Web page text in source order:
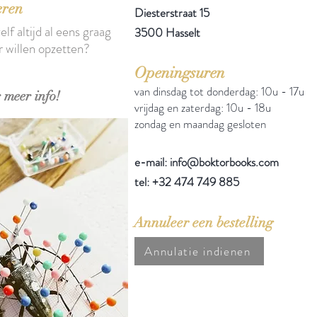
info!
altijd al eens graag
willen opzetten?
Diesterstraat 15
3500 Hasselt
Openingsuren
van dinsdag tot donderdag: 10u - 17u
vrijdag en zaterdag: 10u - 18u
zondag en maandag gesloten
e-mail: info@boktorbooks.com
tel: +32 474 749 885
Annuleer een bestelling
Annulatie indienen